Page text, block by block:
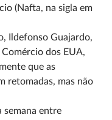
(Nafta, na sigla em
Ildefonso Guajardo,
dos EUA,
que as
retomadas, mas não
semana entre